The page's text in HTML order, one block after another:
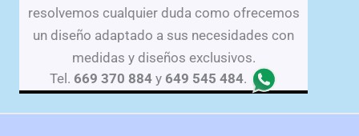
resolvemos cualquier duda como ofrecemos
un diseño adaptado a sus necesidades con
medidas y diseños exclusivos.
Tel. 669 370 884y 649 545 484.